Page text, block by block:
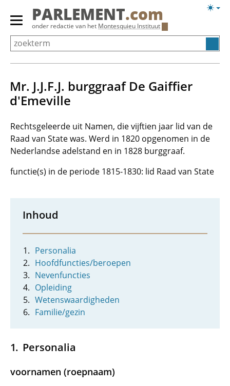
Overslaan
Primair
menu
tonen/verbergen
PARLEMENT.com
onder redactie van het Montesquieu Instituut
Mr. J.J.F.J. burggraaf De Gaiffier
d'Emeville
Rechtsgeleerde uit Namen, die vijftien jaar lid van de
Raad van State was. Werd in 1820 opgenomen in de
Nederlandse adelstand en in 1828 burggraaf.
functie(s) in de periode 1815-1830: lid Raad van State
Inhoud
Personalia
Hoofdfuncties/beroepen
Nevenfuncties
Opleiding
Wetenswaardigheden
Familie/gezin
Personalia
voornamen (roepnaam)